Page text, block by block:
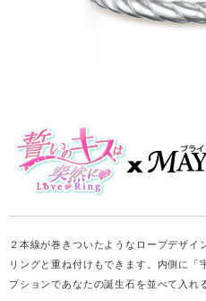
２本線が巻きついたようなロープデザイ
リングと重ね付けもできます。内側に「
プションであなたの誕生石を並べて入れ